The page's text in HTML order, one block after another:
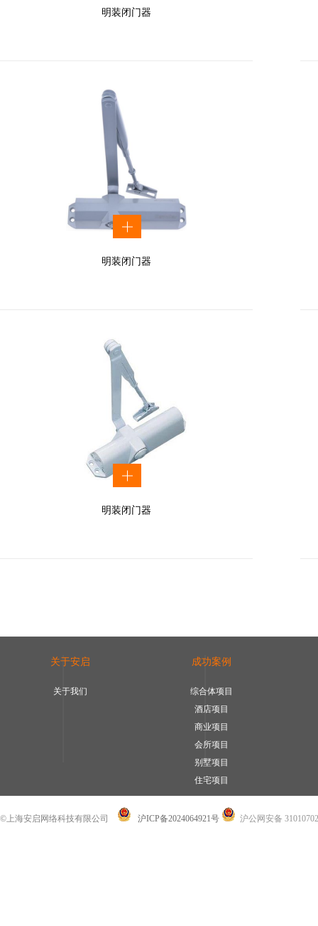
明装闭门器
明装闭门器
明装闭门器
关于安启
关于我们
成功案例
综合体项目
酒店项目
商业项目
会所项目
别墅项目
住宅项目
©上海安启网络科技有限公司 沪ICP备2024064921号 沪公网安备